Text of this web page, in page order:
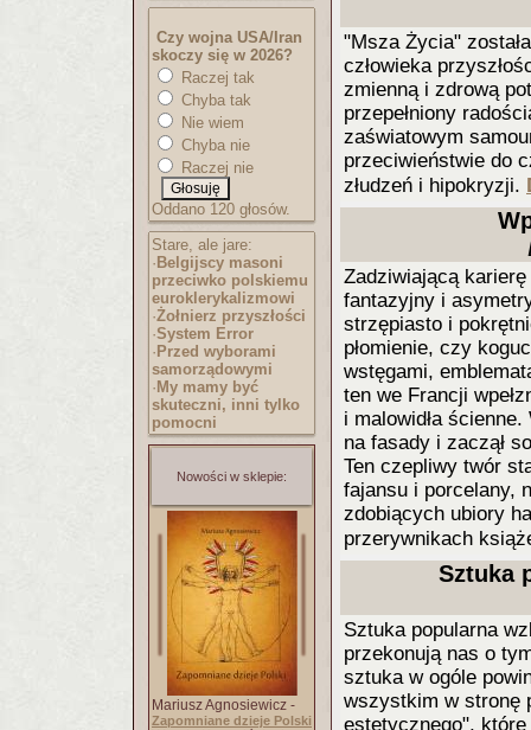
Czy wojna USA/Iran
skoczy się w 2026?
Raczej tak
Chyba tak
Nie wiem
Chyba nie
Raczej nie
Oddano 120 głosów.
Stare, ale jare:
· Belgijscy masoni
przeciwko polskiemu
euroklerykalizmowi
·Żołnierz przyszłości
·System Error
· Przed wyborami
samorządowymi
· My mamy być
skuteczni, inni tylko
pomocni
Nowości w sklepie:
Mariusz Agnosiewicz -
Zapomniane dzieje Polski
"Msza Życia"
człowieka
zmienną i zdrową
przepełniony
zaświatowym
przeciwieństwie do
złudzeń i hipokryzji.
Zadziwiającą karierę
fantazyjny i
strzępiasto i
płomienie, czy
wstęgami,
ten we Francji
i malowidła
na fasady i zaczął
Ten czepliwy twór
fajansu i porcelany,
zdobiących ubiory
przerywnikach
Sztuka
Sztuka popularna
przekonują nas o
sztuka w ogóle
wszystkim w stronę
estetycznego",